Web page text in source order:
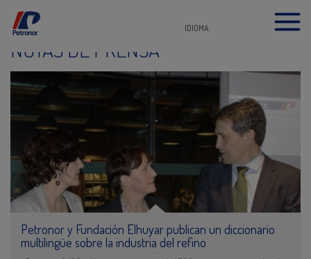
IDIOMA
NOTAS DE PRENSA
Petronor y Fundación Elhuyar publican un diccionario
multilingüe sobre la industria del refino